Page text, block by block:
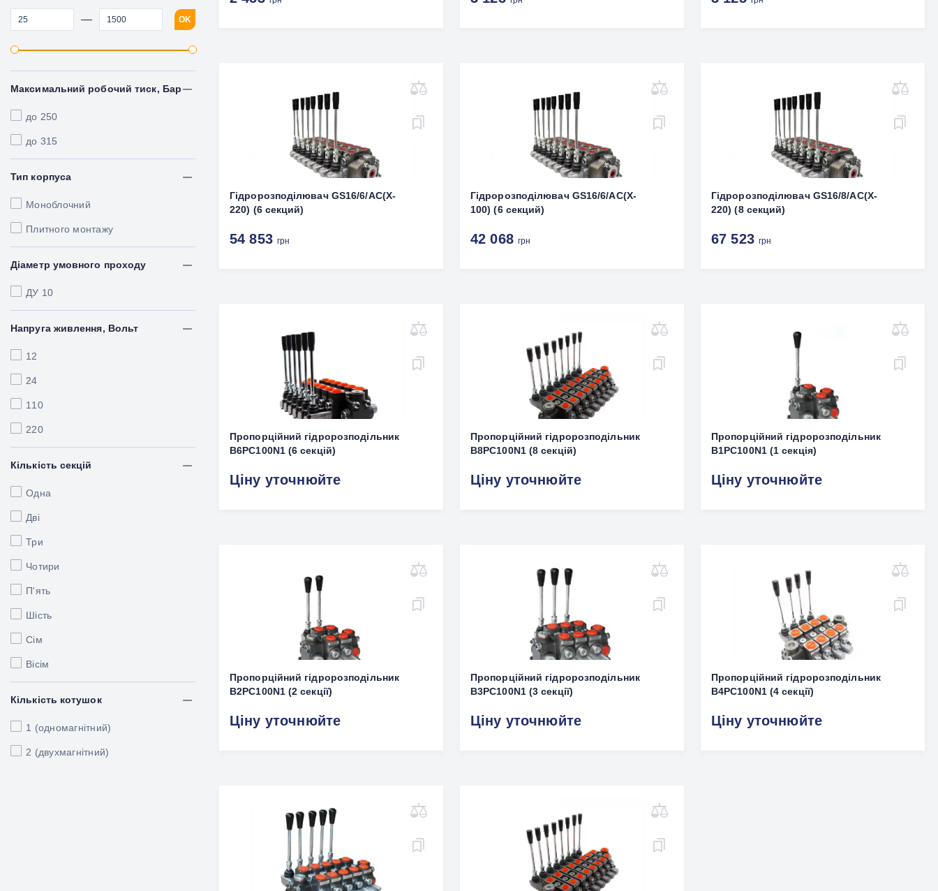
— OK
Максимальний робочий тиск, Бар
до 250
до 315
Тип корпуса
Моноблочний
Плитного монтажу
Діаметр умовного проходу
ДУ 10
Напруга живлення, Вольт
12
24
110
220
Кількість секцій
Одна
Дві
Три
Чотири
П'ять
Шість
Сім
Вісім
Кількість котушок
1 (одномагнітний)
2 (двухмагнітний)
Гідророзподілювач GS16/6/AC(X‐
220) (6 секций)
54 853грн
Гідророзподілювач GS16/6/AC(X‐
100) (6 секций)
42 068грн
Гідророзподілювач GS16/8/AC(X‐
220) (8 секций)
67 523 грн
Пропорційний гідророзподільник
B6PC100N1 (6 секцій)
Ціну уточнюйте
Пропорційний гідророзподільник
B8PC100N1 (8 секцій)
Ціну уточнюйте
Пропорційний гідророзподільник
B1PC100N1 (1 секція)
Ціну уточнюйте
Пропорційний гідророзподільник
B2PC100N1 (2 секції)
Ціну уточнюйте
Пропорційний гідророзподільник
B3PC100N1 (3 секції)
Ціну уточнюйте
Пропорційний гідророзподільник
B4PC100N1 (4 секції)
Ціну уточнюйте